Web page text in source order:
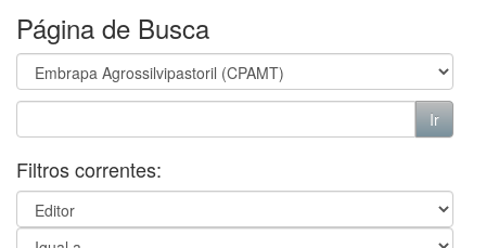
Página de Busca
Filtros correntes: